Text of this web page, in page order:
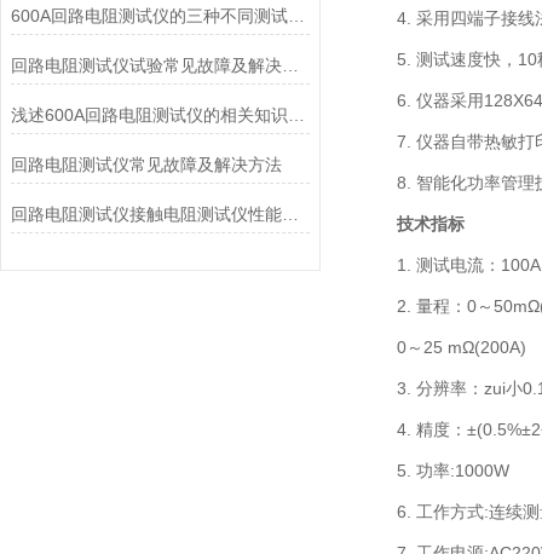
600A回路电阻测试仪的三种不同测试方法及工作步骤介绍
回路电阻测试仪试验常见故障及解决方法
回路电阻测试仪常见故障及解决方法
回路电阻测试仪接触电阻测试仪性能特点
4. 采用四端子接线法
5. 测试速度快，10
6. 仪器采用128X64
7. 仪器自带热敏打
8. 智能化功率管理技
技术指标
1. 测试电流：100A
2. 量程：0～
0～25 mΩ(200A)
3. 分辨率：zui小
4. 精度：±(0.5%±2
5. 功率:1000W
6. 工作方式:连续测